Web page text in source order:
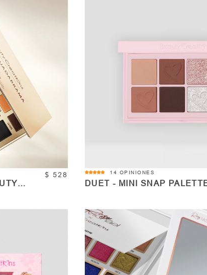
$ 528
4.8
star
14 OPINIONES
DUET - MINI SNAP